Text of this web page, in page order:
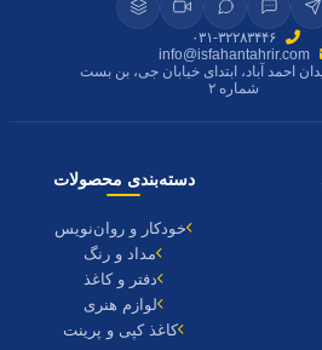
۰۳۱-۳۲۲۸۳۴۴۶
info@isfahantahrir.com
احمد آباد، ابتدای خیابان جی، بن بست
شماره ۲
دسته‌بندی محصولات
خودکار و روان‌نویس
مداد و رنگ
دفتر و کاغذ
لوازم هنری
کاغذ کپی و پرینت